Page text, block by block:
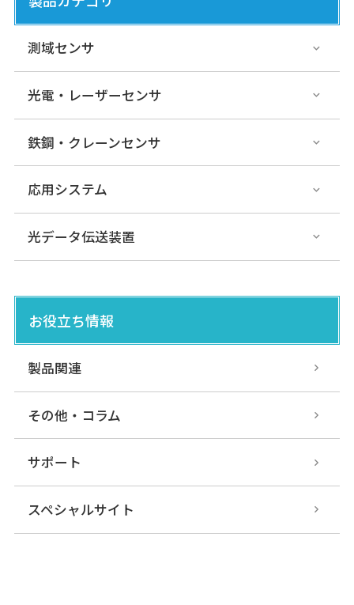
測域センサ
光電・レーザーセンサ
鉄鋼・クレーンセンサ
応用システム
光データ伝送装置
お役立ち情報
製品関連
その他・コラム
サポート
スペシャルサイト